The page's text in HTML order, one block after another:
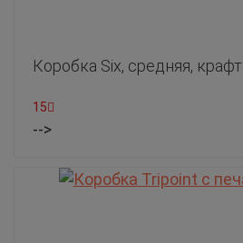
Коробка Six, средняя, крафт
15
-->